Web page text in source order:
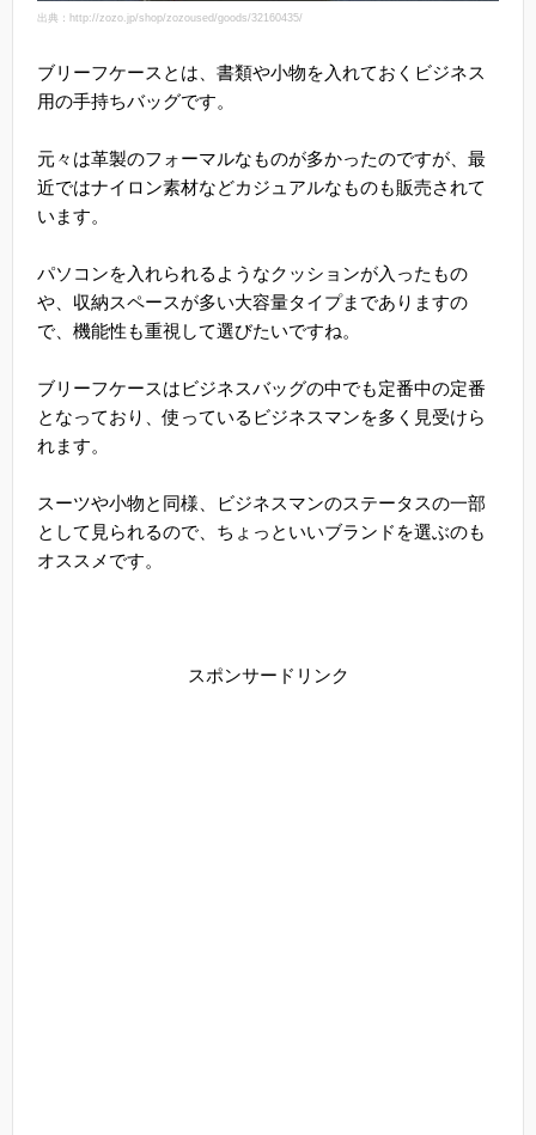
出典：http://zozo.jp/shop/zozoused/goods/32160435/
ブリーフケースとは、書類や小物を入れておくビジネス
用の手持ちバッグです。
元々は革製のフォーマルなものが多かったのですが、最
近ではナイロン素材などカジュアルなものも販売されて
います。
パソコンを入れられるようなクッションが入ったもの
や、収納スペースが多い大容量タイプまでありますの
で、機能性も重視して選びたいですね。
ブリーフケースはビジネスバッグの中でも定番中の定番
となっており、使っているビジネスマンを多く見受けら
れます。
スーツや小物と同様、ビジネスマンのステータスの一部
として見られるので、ちょっといいブランドを選ぶのも
オススメです。
スポンサードリンク